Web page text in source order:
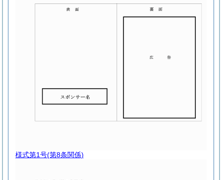
様式第1号(第8条関係)